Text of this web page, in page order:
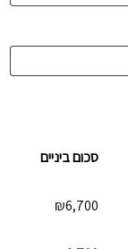
סכום ביניים
₪6,700